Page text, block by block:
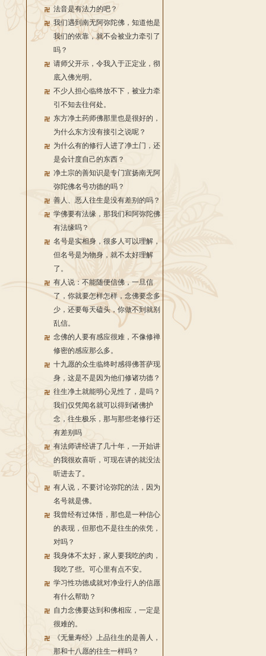
法音是有法力的吧？
我们遇到南无阿弥陀佛，知道他是
我们的依靠，就不会被业力牵引了
吗？
请师父开示，令我入于正定业，彻
底入佛光明。
不少人担心临终放不下，被业力牵
引不知去往何处。
东方净土药师佛那里也是很好的，
为什么东方没有接引之说呢？
为什么有的修行人进了净土门，还
是会计度自己的东西？
净土宗的善知识是专门宣扬南无阿
弥陀佛名号功德的吗？
善人、恶人往生是没有差别的吗？
学佛要有法缘，那我们和阿弥陀佛
有法缘吗？
名号是实相身，很多人可以理解，
但名号是为物身，就不太好理解
了。
有人说：不能随便信佛，一旦信
了，你就要怎样怎样，念佛要念多
少，还要每天磕头，你做不到就别
乱信。
念佛的人要有感应很难，不像修禅
修密的感应那么多。
十九愿的众生临终时感得佛菩萨现
身，这是不是因为他们修诸功德？
往生净土就能明心见性了，是吗？
我们仅凭闻名就可以得到诸佛护
念，往生极乐，那与那些老修行还
有差别吗
有法师讲经讲了几十年，一开始讲
的我很欢喜听，可现在讲的就没法
听进去了。
有人说，不要讨论弥陀的法，因为
名号就是佛。
我曾经有过体悟，那也是一种信心
的表现，但那也不是往生的依凭，
对吗？
我身体不太好，家人要我吃的肉，
我吃了些。可心里有点不安。
学习性功德成就对净业行人的信愿
有什么帮助？
自力念佛要达到和佛相应，一定是
很难的。
《无量寿经》上品往生的是善人，
那和十八愿的往生一样吗？